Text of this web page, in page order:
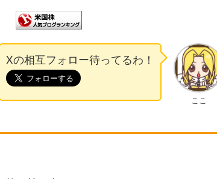
ここ
Xの相互フォロー待ってるわ！